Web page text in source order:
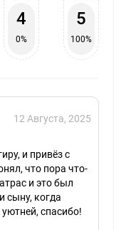
4
0%
5
100%
12 Августа, 2025
и привёз с
что пора что-
и это был
сыну, когда
спасибо!